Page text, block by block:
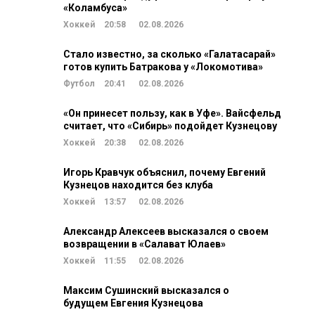
«Коламбуса»
Хоккей 20:58 02.08.2026
Стало известно, за сколько «Галатасарай»
готов купить Батракова у «Локомотива»
Футбол 20:41 02.08.2026
«Он принесет пользу, как в Уфе». Вайсфельд
считает, что «Сибирь» подойдет Кузнецову
Хоккей 20:38 02.08.2026
Игорь Кравчук объяснил, почему Евгений
Кузнецов находится без клуба
Хоккей 13:57 02.08.2026
Александр Алексеев высказался о своем
возвращении в «Салават Юлаев»
Хоккей 11:55 02.08.2026
Максим Сушинский высказался о
будущем Евгения Кузнецова